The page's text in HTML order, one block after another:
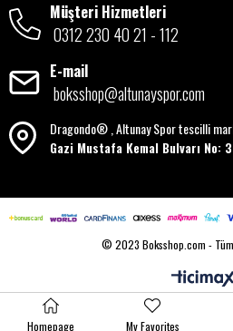
Müşteri Hizmetleri
0312 230 40 21 - 112
E-mail
boksshop@altunayspor.com
Dragondo® , Altunay Spor tescilli
Gazi Mustafa Kemal Bulvarı No:
© 2023 Boksshop.com - Tüm
Homepage My Favorites